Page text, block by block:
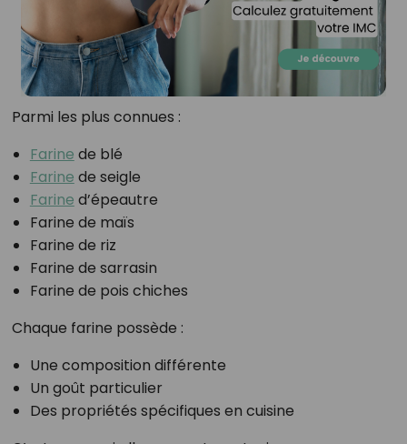
Parmi les plus connues :
Farine de blé
Farine de seigle
Farine d’épeautre
Farine de maïs
Farine de riz
Farine de sarrasin
Farine de pois chiches
Chaque farine possède :
Une composition différente
Un goût particulier
Des propriétés spécifiques en cuisine